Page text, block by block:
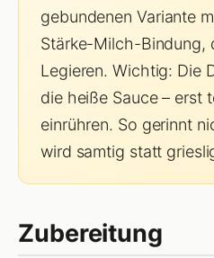
gebundenen Variante
Stärke-Milch-Bindung,
Legieren. Wichtig: Die
die heiße Sauce – erst
einrühren. So gerinnt
wird samtig statt
Zubereitung